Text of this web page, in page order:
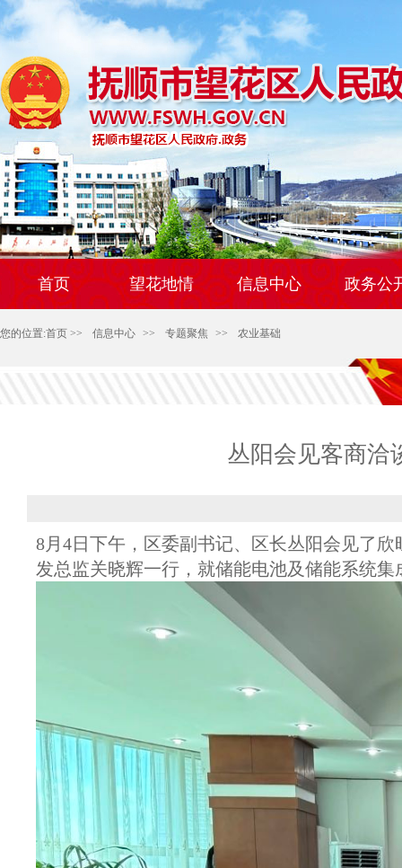
首页 望花地情 信息中心 政务公
您的位置:首页 >> 信息中心 >> 专题聚焦 >> 农业基础
丛阳会见客商洽
8月4日下午，区委副书记、区长丛阳会见了
发总监关晓辉一行，就储能电池及储能系统